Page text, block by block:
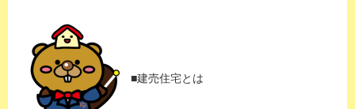
■建売住宅とは